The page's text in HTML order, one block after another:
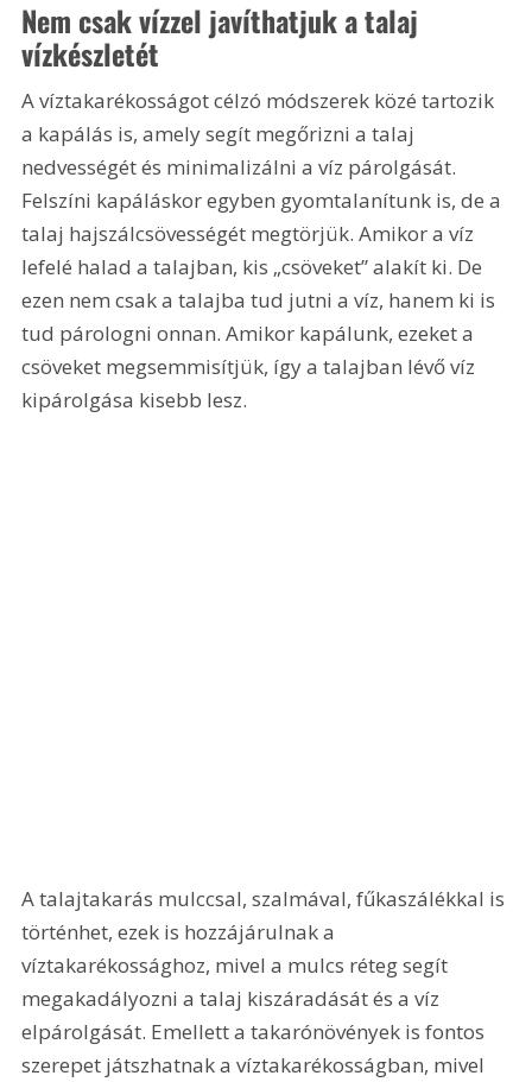
Nem csak vízzel javíthatjuk a talaj
vízkészletét
A víztakarékosságot célzó módszerek közé tartozik
a kapálás is, amely segít megőrizni a talaj
nedvességét és minimalizálni a víz párolgását.
Felszíni kapáláskor egyben gyomtalanítunk is, de a
talaj hajszálcsövességét megtörjük. Amikor a víz
lefelé halad a talajban, kis „csöveket” alakít ki. De
ezen nem csak a talajba tud jutni a víz, hanem ki is
tud párologni onnan. Amikor kapálunk, ezeket a
csöveket megsemmisítjük, így a talajban lévő víz
kipárolgása kisebb lesz.
A talajtakarás mulccsal, szalmával, fűkaszálékkal is
történhet, ezek is hozzájárulnak a
víztakarékossághoz, mivel a mulcs réteg segít
megakadályozni a talaj kiszáradását és a víz
elpárolgását. Emellett a takarónövények is fontos
szerepet játszhatnak a víztakarékosságban, mivel